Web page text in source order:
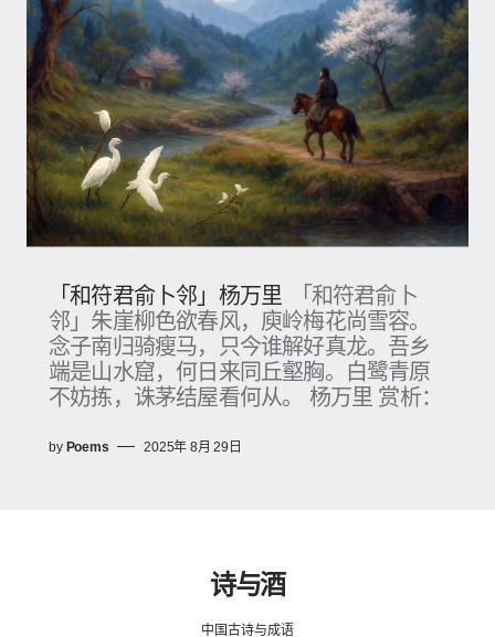
「和符君俞卜邻」杨万里
「和符君俞卜
邻」朱崖柳色欲春风，庾岭梅花尚雪容。
念子南归骑瘦马，只今谁解好真龙。吾乡
端是山水窟，何日来同丘壑胸。白鹭青原
不妨拣，诛茅结屋看何从。 杨万里 赏析：
by Poems 2025年 8月 29日
诗与酒
中国古诗与成语